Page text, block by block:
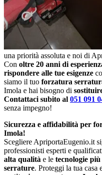
una priorità assoluta e noi di
Con oltre 20 anni di
rispondere alle tue esigenze
siamo il tuo forzatura
Imola e hai bisogno di
Contattaci subito al 051 091
senza impegno!
Sicurezza e affidabilità per
Imola!
Scegliere ApriportaEugenio.it
professionisti esperti e
alta qualità e le tecnologie
serrature. Proteggi la tua